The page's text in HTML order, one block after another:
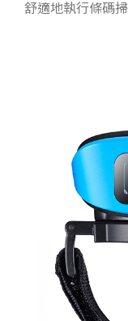
舒適地執行條碼